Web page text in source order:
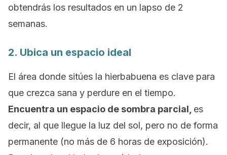
obtendrás los resultados en un lapso de 2
semanas.
2. Ubica un espacio ideal
El área donde sitúes la hierbabuena es clave para
que crezca sana y perdure en el tiempo.
Encuentra un espacio de sombra parcial, es
decir, al que llegue la luz del sol, pero no de forma
permanente (no más de 6 horas de exposición).